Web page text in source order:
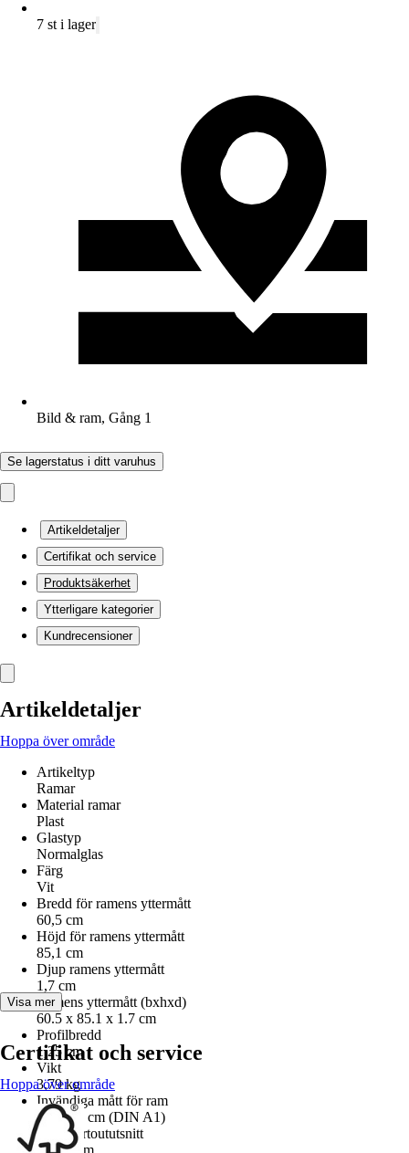
7 st i lager
Bild & ram, Gång 1
Se lagerstatus i ditt varuhus
Artikeldetaljer
Certifikat och service
Produktsäkerhet
Ytterligare kategorier
Kundrecensioner
Artikeldetaljer
Hoppa över område
Artikeltyp
Ramar
Material ramar
Plast
Glastyp
Normalglas
Färg
Vit
Bredd för ramens yttermått
60,5 cm
Höjd för ramens yttermått
85,1 cm
Djup ramens yttermått
1,7 cm
Ramens yttermått (bxhxd)
60.5 x 85.1 x 1.7 cm
Profilbredd
1,25 cm
Vikt
3,79 kg
Invändiga mått för ram
59,4x84 cm (DIN A1)
Passepartoututsnitt
50x70 cm
Visa mer
Certifikat och service
Hoppa över område